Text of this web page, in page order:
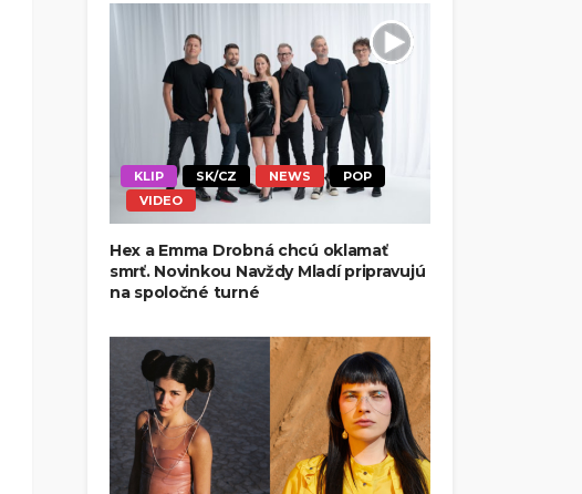
KLIP SK/CZ NEWS
POP
VIDEO
Hex a Emma Drobná chcú oklamať
smrť. Novinkou Navždy Mladí pripravujú
na spoločné turné